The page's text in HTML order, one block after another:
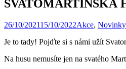
SVATOMARTINSKÁ
26/10/202115/10/2022Akce, Novinky
Je to tady! Pojďte si s námi užít
Na husu nemusíte jen na svatého